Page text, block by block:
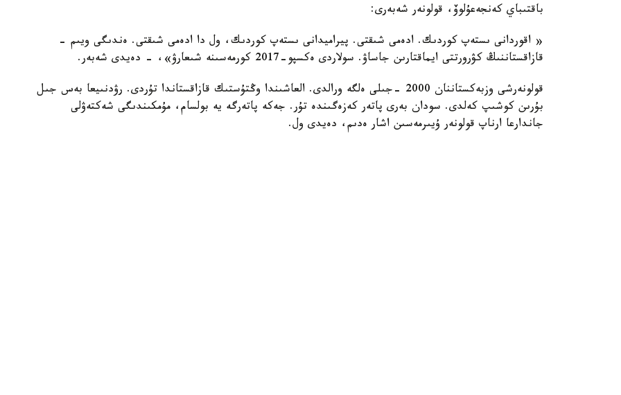
باقتىباي كەنجەعۇلوۆ، قولونەر شەبەرى:
« اقوردانى ىستەپ كوردىك. ادەمى شىقتى. پيراميدانى ىستەپ كوردىك، ول دا ادەمى شىقتى. ەندىگى ويىم -
قازاقستاننىڭ كۋرورتتى ايماقتارىن جاساۋ. سولاردى ەكسپو-2017 كورمەسىنە شىعارۋ»، - دەيدى شەبەر.
قولونەرشى وزبەكستاننان 2000 -جىلى ەلگە ورالدى. العاشىندا وڭتۇستىك قازاقستاندا تۇردى. رۋدنىيعا بەس جىل
بۇرىن كوشىپ كەلدى. سودان بەرى پاتەر كەزەگىندە تۇر. جەكە پاتەرگە يە بولسام، مۇمكىندىگى شەكتەۋلى
جاندارعا ارناپ قولونەر ۇيىرمەسىن اشار ەدىم، دەيدى ول.